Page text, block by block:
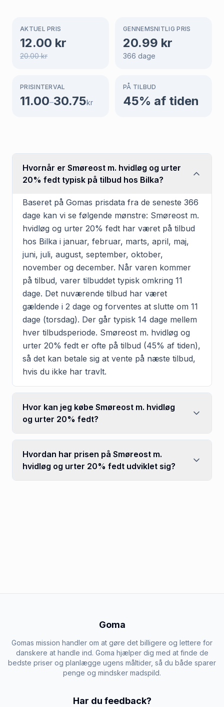
AKTUEL PRIS
12.00 kr
20.00kr
GENNEMSNITLIG PRIS
20.99 kr
366 dage
PRISINTERVAL
11.00–30.75kr
PÅ TILBUD
45% af tiden
Hvornår er Smøreost m. hvidløg og urter
20% fedt typisk på tilbud hos Bilka?
Baseret på Gomas prisdata fra de seneste 366
dage kan vi se følgende mønstre: Smøreost m.
hvidløg og urter 20% fedt har været på tilbud
hos Bilka i januar, februar, marts, april, maj,
juni, juli, august, september, oktober,
november og december. Når varen kommer
på tilbud, varer tilbuddet typisk omkring 11
dage. Det nuværende tilbud har været
gældende i 2 dage og forventes at slutte om 11
dage (torsdag). Der går typisk 14 dage mellem
hver tilbudsperiode. Smøreost m. hvidløg og
urter 20% fedt er ofte på tilbud (45% af tiden),
så det kan betale sig at vente på næste tilbud,
hvis du ikke har travlt.
Hvor kan jeg købe Smøreost m. hvidløg
og urter 20% fedt?
Hvordan har prisen på Smøreost m.
hvidløg og urter 20% fedt udviklet sig?
Goma
Gomas mission handler om at gøre det billigere og lettere for
danskere at handle ind. Goma hjælper dig med at finde de
bedste priser og planlægge ugens måltider, så du både sparer
penge og mindsker madspild.
Har du feedback?